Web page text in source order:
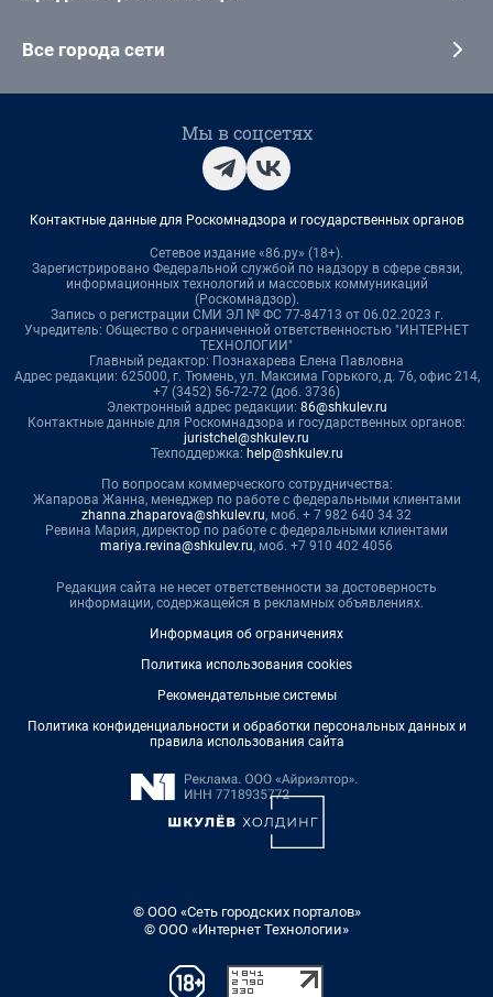
Все города сети
Мы в соцсетях
Контактные данные для Роскомнадзора и государственных органов
Сетевое издание «86.ру» (18+).
Зарегистрировано Федеральной службой по надзору в сфере связи,
информационных технологий и массовых коммуникаций
(Роскомнадзор).
Запись о регистрации СМИ ЭЛ № ФС 77-84713 от 06.02.2023 г.
Учредитель: Общество с ограниченной ответственностью "ИНТЕРНЕТ
ТЕХНОЛОГИИ"
Главный редактор: Познахарева Елена Павловна
Адрес редакции: 625000, г. Тюмень, ул. Максима Горького, д. 76, офис 214,
+7 (3452) 56-72-72 (доб. 3736)
Электронный адрес редакции: 86@shkulev.ru
Контактные данные для Роскомнадзора и государственных органов:
juristchel@shkulev.ru
Техподдержка: help@shkulev.ru
По вопросам коммерческого сотрудничества:
Жапарова Жанна, менеджер по работе с федеральными клиентами
zhanna.zhaparova@shkulev.ru, моб. + 7 982 640 34 32
Ревина Мария, директор по работе с федеральными клиентами
mariya.revina@shkulev.ru, моб. +7 910 402 4056
Редакция сайта не несет ответственности за достоверность
информации, содержащейся в рекламных объявлениях.
Информация об ограничениях
Политика использования cookies
Рекомендательные системы
Политика конфиденциальности и обработки персональных данных и
правила использования сайта
© ООО «Сеть городских порталов»
© ООО «Интернет Технологии»